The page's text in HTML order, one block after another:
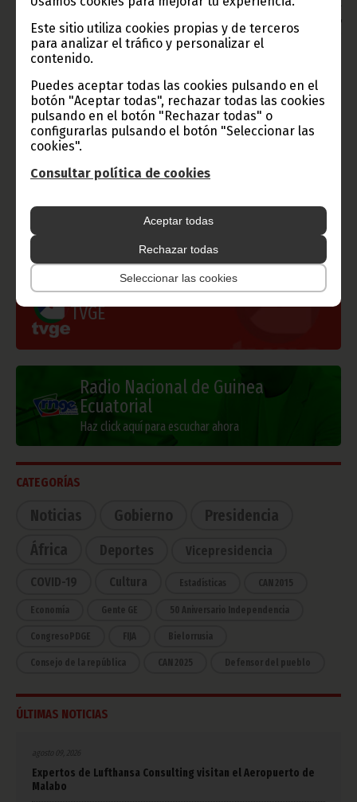
Este sitio utiliza cookies propias y de terceros
para analizar el tráfico y personalizar el
contenido.
Puedes aceptar todas las cookies pulsando en el
botón "Aceptar todas", rechazar todas las cookies
pulsando en el botón "Rechazar todas" o
configurarlas pulsando el botón "Seleccionar las
cookies".
Consultar política de cookies
Aceptar todas
Rechazar todas
Seleccionar las cookies
Aviso: La reproducción total o parcial de este artículo o de las
imágenes que lo acompañen debe hacerse, siempre y en todo
lugar, con la mención de la fuente de origen de la misma
(Oficina de Información y Prensa de Guinea Ecuatorial).
Gobierno e Instituciones
Información de Guinea Ecuatorial
TVGE
Radio Nacional de Guinea
Ecuatorial
Haz click aquí para escuchar ahora
CATEGORÍAS
Noticias Gobierno
Presidencia
África
Deportes Vicepresidencia
COVID-19 Cultura Estadísticas CAN 2015
Economía Gente GE 50 Aniversario Independencia
CongresoPDGE FIJA Bielorrusia
Consejo de la república CAN 2025 Defensor del pueblo
ÚLTIMAS NOTICIAS
agosto 09, 2026
Expertos de Lufthansa Consulting visitan el Aeropuerto de
Malabo